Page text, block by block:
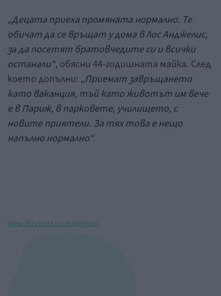
„Децата приеха промяната нормално. Те
обичат да се връщат у дома в Лос Анджелис,
за да посетят братовчедите си и всички
останали“, обясни 44-годишната майка. След
което допълни: „Приемат завръщането
като ваканция, тъй като животът им вече
е в Париж, в парковете, училището, с
новите приятели. За тях това е нещо
напълно нормално“.
View this post on Instagram